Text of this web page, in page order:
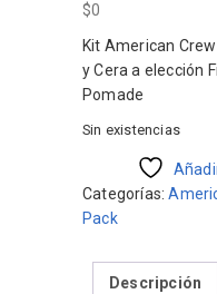
$0
Kit American
y Cera a elección
Pomade
Sin existencias
Categorías:
Pack
Descripción